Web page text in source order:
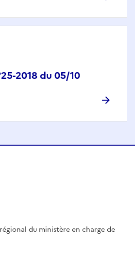
2018 du 05/10
du ministère en charge de